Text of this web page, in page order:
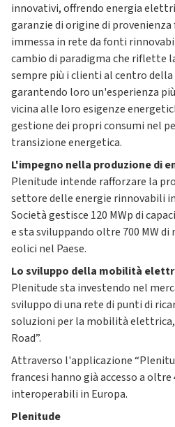
innovativi, offrendo energia
garanzie di origine di
immessa in rete da fonti
cambio di paradigma che riflette
sempre più i clienti al centro
garantendo loro un'esperienza
vicina alle loro esigenze
gestione dei propri consumi nel
transizione energetica.
L'impegno nella produzione di
Plenitude intende rafforzare la
settore delle energie rinnovabili
Società gestisce 120 MWp di
e sta sviluppando oltre 700 MW
eolici nel Paese.
Lo sviluppo della mobilità
Plenitude sta investendo nel
sviluppo di una rete di punti di
soluzioni per la mobilità
Road”.
Attraverso l'applicazione
francesi hanno già accesso a
interoperabili in Europa.
Plenitude